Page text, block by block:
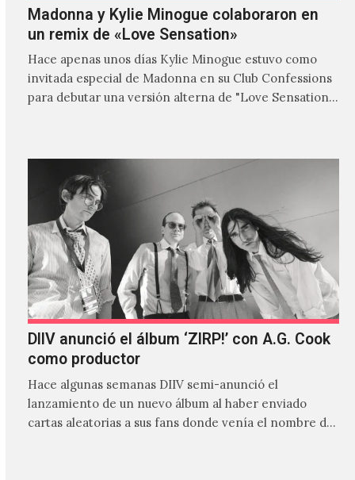
Madonna y Kylie Minogue colaboraron en
un remix de «Love Sensation»
Hace apenas unos días Kylie Minogue estuvo como
invitada especial de Madonna en su Club Confessions
para debutar una versión alterna de "Love Sensation",
DIIV anunció el álbum ‘ZIRP!’ con A.G. Cook
como productor
Hace algunas semanas DIIV semi-anunció el
lanzamiento de un nuevo álbum al haber enviado
cartas aleatorias a sus fans donde venía el nombre de